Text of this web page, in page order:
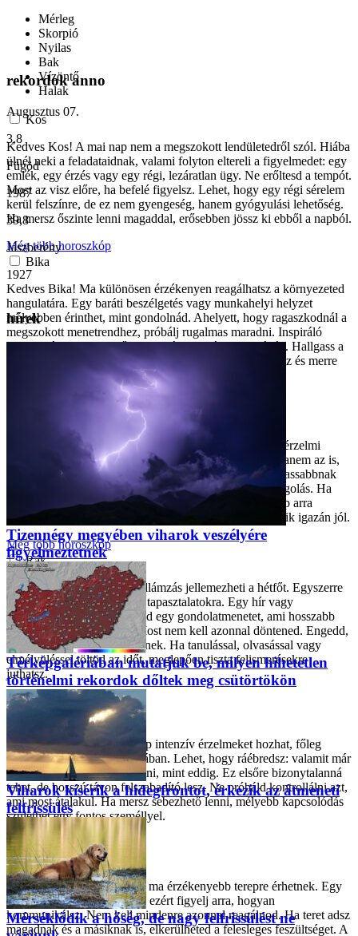
Mérleg
Skorpió
Nyilas
Bak
Vízöntő
Halak
Kos
Kedves Kos! A mai nap nem a megszokott lendületedről szól. Hiába
ülnél neki a feladataidnak, valami folyton eltereli a figyelmedet: egy
emlék, egy érzés vagy egy régi, lezáratlan ügy. Ne erőltesd a tempót.
Most az visz előre, ha befelé figyelsz. Lehet, hogy egy régi sérelem
kerül felszínre, de ez nem gyengeség, hanem gyógyulási lehetőség.
Ha mersz őszinte lenni magaddal, erősebben jössz ki ebből a napból.
Még több horoszkóp
Bika
Kedves Bika! Ma különösen érzékenyen reagálhatsz a környezeted
hangulatára. Egy baráti beszélgetés vagy munkahelyi helyzet
mélyebben érinthet, mint gondolnád. Ahelyett, hogy ragaszkodnál a
megszokott menetrendhez, próbálj rugalmas maradni. Inspiráló
ötleteid támadhatnak, főleg ha mások javát is szolgálják. Hallgass a
megérzéseidre, mert most pontosan érzed, kiben bízhatsz és merre
érdemes haladnod.
Még több horoszkóp
Kedves Ikrek! A karriereddel kapcsolatos kérdések ma érzelmi
színezetet kaphatnak. Nemcsak az számít, mit érsz el, hanem az is,
hogyan és milyen hatással vagy másokra. Lehet, hogy lassabbnak
érzed a tempót, de ez nem visszaesés, inkább finomhangolás. Ha
kreatív megoldás jut eszedbe, ne söpörd félre. A mai nap arra
taníthat, hogy az intuíció és a racionalitás együtt működik igazán jól.
Még több horoszkóp
Rák
Kedves Rák! Erős belső hullámzás jellemezheti a hétfőt. Egyszerre
vágyhatsz biztonságra és új tapasztalatokra. Egy hír vagy
beszélgetés elindíthat benned egy gondolatmenetet, ami hosszabb
távon is hatással lesz rád. Most nem kell azonnal döntened. Engedd,
hogy az érzéseid leülepedjenek. Ha tanulással, olvasással vagy
elmélyüléssel töltöd az időt, meglepően tiszta felismerésekre
juthatsz.
Még több horoszkóp
Oroszlán
Kedves Oroszlán! A mai nap intenzív érzelmeket hozhat, főleg
bizalom és elengedés témájában. Lehet, hogy ráébredsz: valamit már
nem tudsz ugyanúgy folytatni, mint eddig. Ez elsőre bizonytalanná
tehet, de hosszú távon felszabadító lesz. Ne próbáld kontrollálni azt,
ami most átalakul. Ha mersz sebezhető lenni, mélyebb kapcsolódás
születhet egy fontos személlyel.
Még több horoszkóp
Szűz
Kedves Szűz! Kapcsolataid ma érzékenyebb terepre érhetnek. Egy
félmondat is sokat jelenthet, ezért figyelj arra, hogyan
kommunikálsz. Nem kell mindenre azonnal reagálnod. Ha teret adsz
magadnak és a másiknak is, elkerülheted a felesleges feszültséget. A
rekordok anno
Augusztus 07.
3,8
Fügöd
1987
39,8
Jászberény
1927
hírek
Tizennégy megyében viharok veszélyére
figyelmeztetnek
Térképgalériában mutatjuk be, milyen hihetetlen
történelmi rekordok dőltek meg csütörtökön
Viharok kísérik a hidegfrontot, érkezik az átmeneti
felfrissülés
Mérséklődik a hőség, de nagy felfrissülést ne